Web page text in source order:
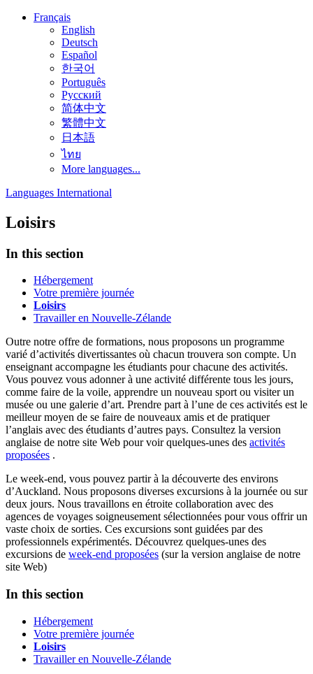
Français
English
Deutsch
Español
한국어
Português
Русский
简体中文
繁體中文
日本語
ไทย
More languages...
Languages International
Loisirs
In this section
Hébergement
Votre première journée
Loisirs
Travailler en Nouvelle-Zélande
Outre notre offre de formations, nous proposons un programme
varié d’activités divertissantes où chacun trouvera son compte. Un
enseignant accompagne les étudiants pour chacune des activités.
Vous pouvez vous adonner à une activité différente tous les jours,
comme faire de la voile, apprendre un nouveau sport ou visiter un
musée ou une galerie d’art. Prendre part à l’une de ces activités est le
meilleur moyen de se faire de nouveaux amis et de pratiquer
l’anglais avec des étudiants d’autres pays. Consultez la version
anglaise de notre site Web pour voir quelques-unes des activités
proposées .
Le week-end, vous pouvez partir à la découverte des environs
d’Auckland. Nous proposons diverses excursions à la journée ou sur
deux jours. Nous travaillons en étroite collaboration avec des
agences de voyages soigneusement sélectionnées pour vous offrir un
vaste choix de sorties. Ces excursions sont guidées par des
professionnels expérimentés. Découvrez quelques-unes des
excursions de week-end proposées (sur la version anglaise de notre
site Web)
In this section
Hébergement
Votre première journée
Loisirs
Travailler en Nouvelle-Zélande